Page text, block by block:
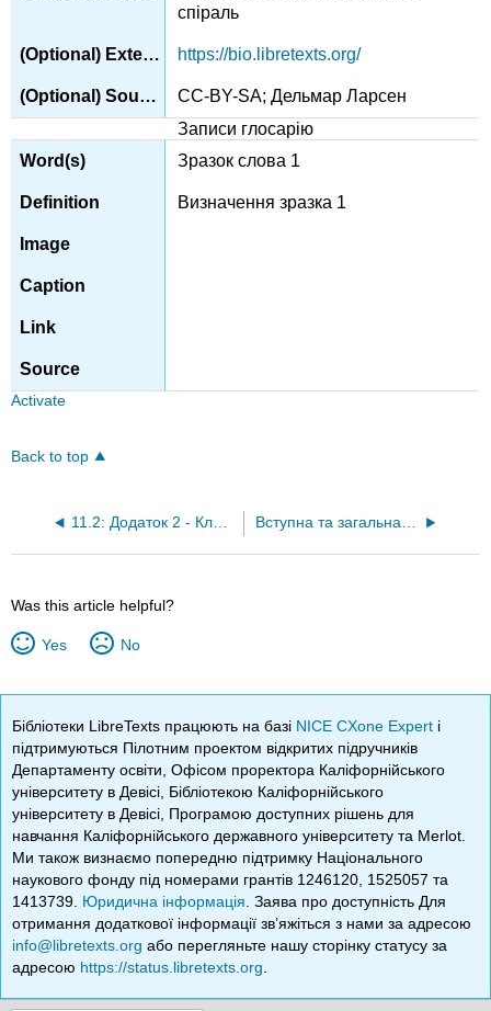
спіраль
https://bio.libretexts.org/
CC-BY-SA; Дельмар Ларсен
Записи глосарію
Зразок слова 1
Визначення зразка 1
Activate
Back to top
11.2: Додаток 2 - Ключові моменти Вступна та загальна біологія
Was this article helpful?
Yes No
Бібліотеки LibreTexts працюють на базі NICE CXone Expert і
підтримуються Пілотним проектом відкритих підручників
Департаменту освіти, Офісом проректора Каліфорнійського
університету в Девісі, Бібліотекою Каліфорнійського
університету в Девісі, Програмою доступних рішень для
навчання Каліфорнійського державного університету та Merlot.
Ми також визнаємо попередню підтримку Національного
наукового фонду під номерами грантів 1246120, 1525057 та
1413739. Юридична інформація . Заява про доступність Для
отримання додаткової інформації зв’яжіться з нами за адресою
info@libretexts.org або перегляньте нашу сторінку статусу за
адресою https://status.libretexts.org